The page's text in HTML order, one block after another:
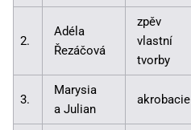
2.
Adéla
Řezáčová
zpěv
vlastní
tvorby
3.
Marysia
a Julian
akrobacie